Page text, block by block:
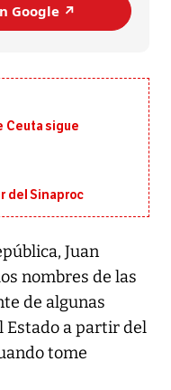
Google ↗️
Ceuta sigue
del Sinaproc
Juan
nombres de las
de algunas
Estado a partir del
tome